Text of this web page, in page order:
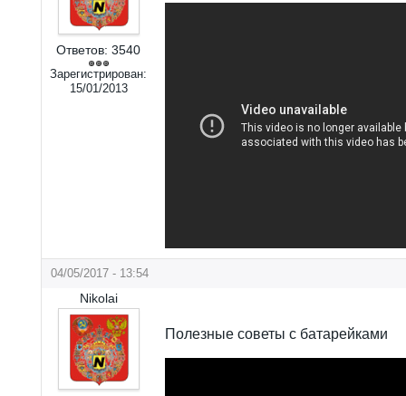
Ответов: 3540
Зарегистрирован:
15/01/2013
04/05/2017 - 13:54
Nikolai
Полезные советы с батарейками